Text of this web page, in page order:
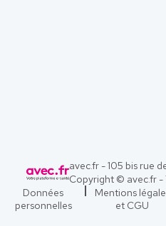
avec.fr - 105 bis rue
Copyright © avec.fr -
Données
personnelles
Mentions
et CGU